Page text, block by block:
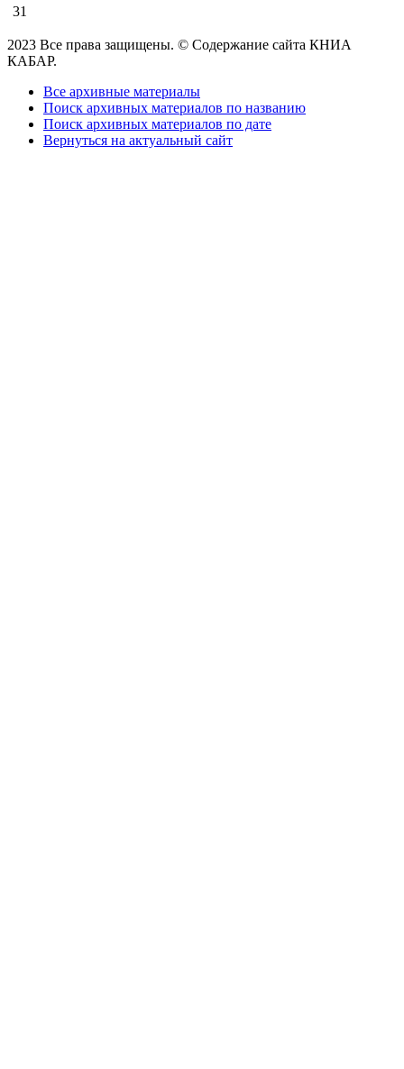
31
2023 Все права защищены. © Содержание сайта КНИА
КАБАР.
Все архивные материалы
Поиск архивных материалов по названию
Поиск архивных материалов по дате
Вернуться на актуальный сайт